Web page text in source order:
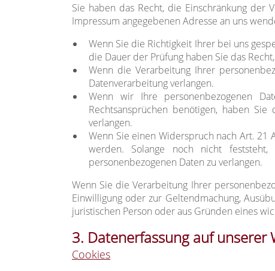
Sie haben das Recht, die Einschränkung der
Impressum angegebenen Adresse an uns
Wenn Sie die Richtigkeit Ihrer bei uns
die Dauer der Prüfung haben Sie das
Wenn die Verarbeitung Ihrer
Datenverarbeitung verlangen.
Wenn wir Ihre personenbezogenen
Rechtsansprüchen benötigen, haben
verlangen.
Wenn Sie einen Widerspruch nach Art. 21
werden. Solange noch nicht
personenbezogenen Daten zu verlangen.
Wenn Sie die Verarbeitung Ihrer
Einwilligung oder zur Geltendmachung,
juristischen Person oder aus Gründen eines
3. Datenerfassung auf unserer
Cookies